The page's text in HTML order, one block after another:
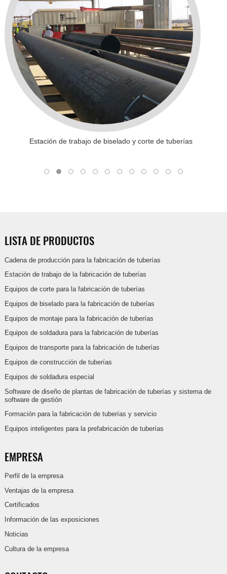
Estación de trabajo de biselado y corte de tuberías
LISTA DE PRODUCTOS
Cadena de producción para la fabricación de tuberías
Estación de trabajo de la fabricación de tuberías
Equipos de corte para la fabricación de tuberías
Equipos de biselado para la fabricación de tuberías
Equipos de montaje para la fabricación de tuberías
Equipos de soldadura para la fabricación de tuberías
Equipos de transporte para la fabricación de tuberías
Equipos de construcción de tuberías
Equipos de soldadura especial
Software de diseño de plantas de fabricación de tuberías y sistema de
software de gestión
Formación para la fabricación de tuberías y servicio
Equipos inteligentes para la prefabricación de tuberías
EMPRESA
Perfil de la empresa
Ventajas de la empresa
Certificados
Información de las exposiciones
Noticias
Cultura de la empresa